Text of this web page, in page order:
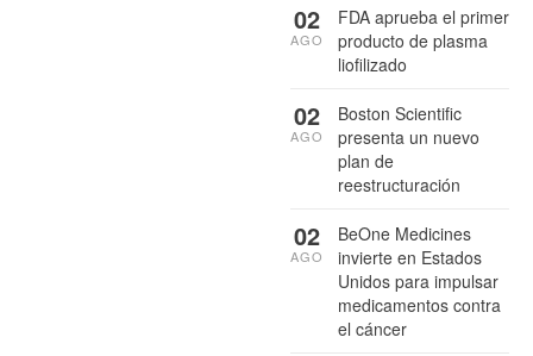
FDA aprueba el primer
producto de plasma
liofilizado
02
AGO
Boston Scientific
presenta un nuevo
plan de
reestructuración
02
AGO
BeOne Medicines
invierte en Estados
Unidos para impulsar
medicamentos contra
el cáncer
02
AGO